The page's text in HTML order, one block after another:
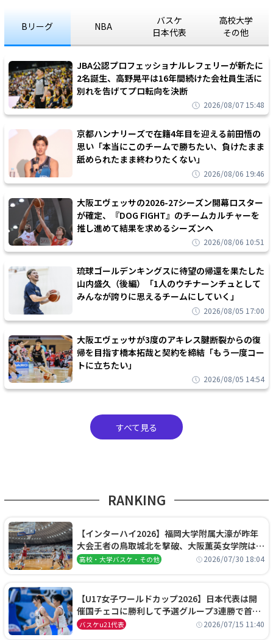
Bリーグ NBA
バスケ
日本代表
高校大学
その他
JBA公認プロフェッショナルレフェリーが新たに
2名誕生、高野晃平は16年間続けた会社員生活に
別れを告げてプロ転向を決断
2026/08/07 15:48
京都ハンナリーズで在籍4年目を迎える前田悟の
思い「本当にこのチームで勝ちたい、負けたまま
舐められたまま終わりたくない」
2026/08/06 19:46
大阪エヴェッサの2026-27シーズン開幕ロスター
が確定、『DOG FIGHT』のチームカルチャーを
推し進めて結果を求めるシーズンへ
2026/08/06 10:51
琉球ゴールデンキングスに待望の帰還を果たした
山内盛久（後編）「1人のウチナーンチュとして
みんなが誇りに思えるチームにしていく」
2026/08/05 17:00
大阪エヴェッサが3度のアキレス腱断裂からの復
帰を目指す橋本拓哉と契約を締結「もう一度コー
トに立ちたい」
2026/08/05 14:54
すべて見る
RANKING
【インターハイ2026】福岡大学附属大濠が昨年
大会王者の鳥取城北を撃破、大阪薫英女学院は岐
阜女子に完勝、大会3日目試合結果
高校・大学バスケ・その他 2026/07/30 18:04
【U17女子ワールドカップ2026】日本代表は開
催国チェコに勝利して予選グループ3連勝で首位
通過！準々決勝の相手はエジプトに決定
バスケu21代表 2026/07/15 11:40